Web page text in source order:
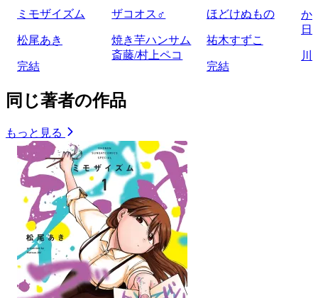
ミモザイズム
松尾あき
完結
ザコオス♂
焼き芋ハンサム
斎藤/村上ペコ
ほどけぬもの
祐木すずこ
完結
か
日
川
同じ著者の作品
もっと見る